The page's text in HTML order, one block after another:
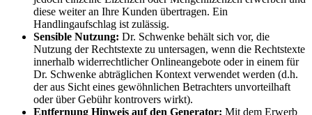
diese weiter an Ihre Kunden übertragen. Ein
Handlingaufschlag ist zulässig.
Sensible Nutzung: Dr. Schwenke behält sich vor, die
Nutzung der Rechtstexte zu untersagen, wenn die Rechtstexte
innerhalb widerrechtlicher Onlineangebote oder in einem für
Dr. Schwenke abträglichen Kontext verwendet werden (d.h.
der aus Sicht eines gewöhnlichen Betrachters unvorteilhaft
oder über Gebühr kontrovers wirkt).
Entfernung Hinweis auf den Generator: Mit dem Erwerb